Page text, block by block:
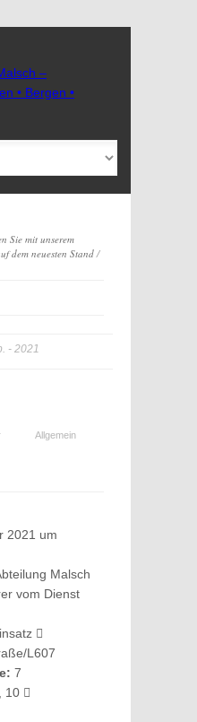
Sie mit unserem
dem neuesten Stand/
2021
Allgemein
2021 um
Malsch
vom Dienst
L607
7
, 10